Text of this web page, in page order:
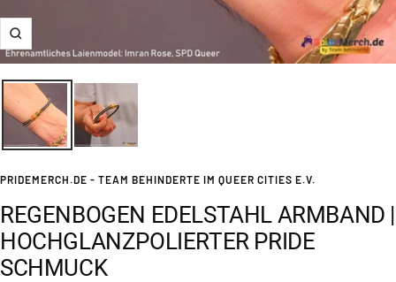
Zoom
PRIDEMERCH.DE - TEAM BEHINDERTE IM QUEER CITIES E.V.
REGENBOGEN EDELSTAHL ARMBAND |
HOCHGLANZPOLIERTER PRIDE
SCHMUCK